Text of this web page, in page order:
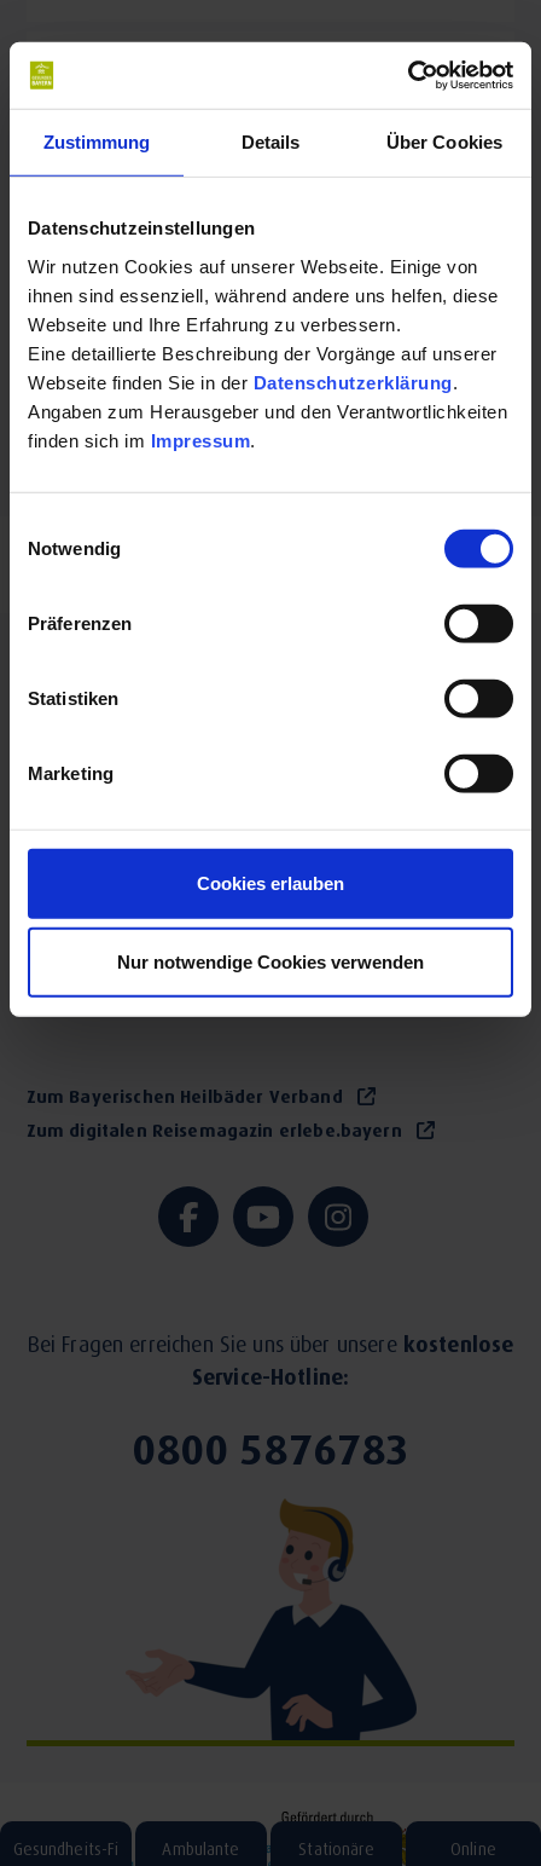
Zustimmung Details Über Cookies
Datenschutzeinstellungen
Wir nutzen Cookies auf unserer Webseite. Einige von
ihnen sind essenziell, während andere uns helfen, diese
Webseite und Ihre Erfahrung zu verbessern.
Eine detaillierte Beschreibung der Vorgänge auf unserer
Webseite finden Sie in der Datenschutzerklärung
Angaben zum Herausgeber und den Verantwortlichkeiten
finden sich im Impressum
Notwendig
Präferenzen
Statistiken
Marketing
Cookies erlauben
Nur notwendige Cookies verwenden
Gesundheits-Fi
Ambulante
Stationäre
Online
Psychotherapeutische Praxis Alexandra Suhr
Vorm Rothenburger Tor 6
Auf Karte anzeigen | Route planen
Telefon:
+4998416824652
E-Mail:
psychotherapie-suhr@email.de
Impressum
Verified Zugriff
Cookie-Einstellungen ändern
Zum Bayerischen Heilbäder Verband
Zum digitalen Reisemagazin erlebe.bayern
Bei Fragen erreichen Sie uns über unsere kostenlose
Service-Hotline:
0800 5876783